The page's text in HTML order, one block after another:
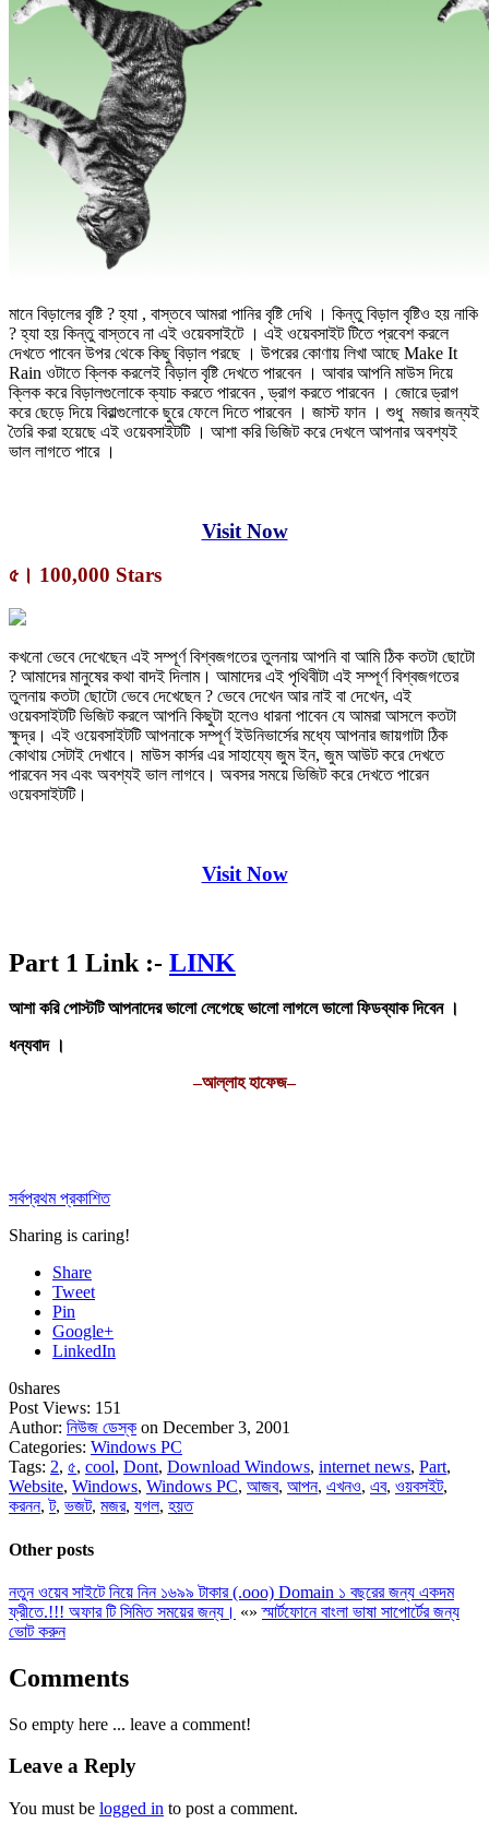
মানে বিড়ালের বৃষ্টি ? হ্যা , বাস্তবে আমরা পানির বৃষ্টি দেখি । কিন্তু বিড়াল বৃষ্টিও হয় নাকি
? হ্যা হয় কিন্তু বাস্তবে না এই ওয়েবসাইটে । এই ওয়েবসাইট টিতে প্রবেশ করলে
দেখতে পাবেন উপর থেকে কিছু বিড়াল পরছে । উপরের কোণায় লিখা আছে Make It
Rain ওটাতে ক্লিক করলেই বিড়াল বৃষ্টি দেখতে পারবেন । আবার আপনি মাউস দিয়ে
ক্লিক করে বিড়ালগুলোকে ক্যাচ করতে পারবেন , ড্রাগ করতে পারবেন । জোরে ড্রাগ
করে ছেড়ে দিয়ে বিরাল্গুলোকে ছুরে ফেলে দিতে পারবেন । জাস্ট ফান । শুধু মজার জন্যই
তৈরি করা হয়েছে এই ওয়েবসাইটটি । আশা করি ভিজিট করে দেখলে আপনার অবশ্যই
ভাল লাগতে পারে ।
Visit Now
৫। 100,000 Stars
কখনো ভেবে দেখেছেন এই সম্পূর্ণ বিশ্বজগতের তুলনায় আপনি বা আমি ঠিক কতটা ছোটো
? আমাদের মানুষের কথা বাদই দিলাম। আমাদের এই পৃথিবীটা এই সম্পূর্ণ বিশ্বজগতের
তুলনায় কতটা ছোটো ভেবে দেখেছেন ? ভেবে দেখেন আর নাই বা দেখেন, এই
ওয়েবসাইটটি ভিজিট করলে আপনি কিছুটা হলেও ধারনা পাবেন যে আমরা আসলে কতটা
ক্ষুদ্র। এই ওয়েবসাইটটি আপনাকে সম্পূর্ণ ইউনিভার্সের মধ্যে আপনার জায়গাটা ঠিক
কোথায় সেটাই দেখাবে। মাউস কার্সর এর সাহায্যে জুম ইন, জুম আউট করে দেখতে
পারবেন সব এবং অবশ্যই ভাল লাগবে। অবসর সময়ে ভিজিট করে দেখতে পারেন
ওয়েবসাইটটি।
Visit Now
Part 1 Link :- LINK
আশা করি পোস্টটি আপনাদের ভালো লেগেছে ভালো লাগলে ভালো ফিডব্যাক দিবেন ।
ধন্যবাদ ।
–আল্লাহ হাফেজ–
সর্বপ্রথম প্রকাশিত
Sharing is caring!
Share
Tweet
Pin
Google+
LinkedIn
0shares
Post Views: 151
Author: নিউজ ডেস্ক on December 3, 2001
Categories: Windows PC
Tags: 2, ৫, cool, Dont, Download Windows, internet news, Part,
Website, Windows, Windows PC, আজব, আপন, এখনও, এব, ওয়বসইট,
করনন,ট, ভজট, মজর, যগল, হয়ত
Other posts
নতুন ওয়েব সাইটে নিয়ে নিন ১৬৯৯ টাকার (.ooo) Domain ১ বছরের জন্য একদম
ফ্রীতে.!!! অফার টি সিমিত সময়ের জন্য। «»স্মার্টফোনে বাংলা ভাষা সাপোর্টের জন্য
ভোট করুন
Comments
So empty here ... leave a comment!
Leave a Reply
You must be logged in to post a comment.